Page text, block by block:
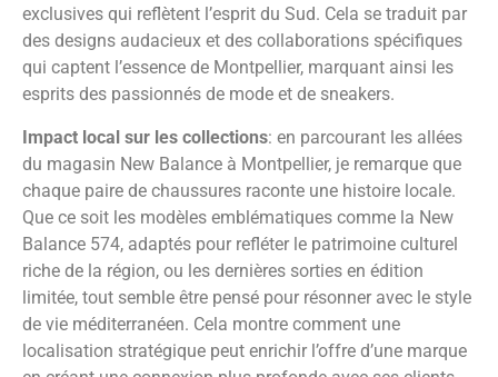
exclusives qui reflètent l’esprit du Sud. Cela se traduit par
des designs audacieux et des collaborations spécifiques
qui captent l’essence de Montpellier, marquant ainsi les
esprits des passionnés de mode et de sneakers.
Impact local sur les collections: en parcourant les allées
du magasin New Balance à Montpellier, je remarque que
chaque paire de chaussures raconte une histoire locale.
Que ce soit les modèles emblématiques comme la New
Balance 574, adaptés pour refléter le patrimoine culturel
riche de la région, ou les dernières sorties en édition
limitée, tout semble être pensé pour résonner avec le style
de vie méditerranéen. Cela montre comment une
localisation stratégique peut enrichir l’offre d’une marque